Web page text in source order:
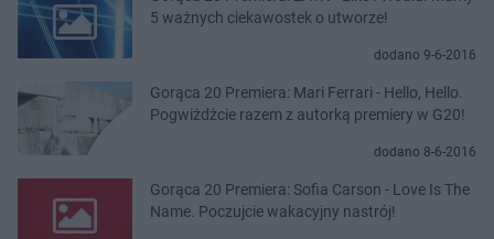
5 ważnych ciekawostek o utworze!
dodano 9-6-2016
Gorąca 20 Premiera: Mari Ferrari - Hello, Hello.
Pogwiżdżcie razem z autorką premiery w G20!
dodano 8-6-2016
Gorąca 20 Premiera: Sofia Carson - Love Is The
Name. Poczujcie wakacyjny nastrój!